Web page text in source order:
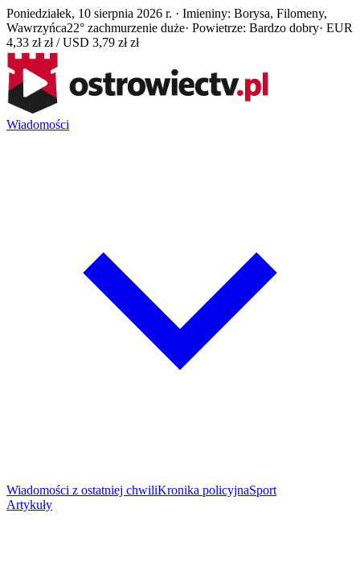
Poniedziałek, 10 sierpnia 2026 r. · Imieniny: Borysa, Filomeny,
Wawrzyńca22° zachmurzenie duże· Powietrze: Bardzo dobry· EUR
4,33 zł zł / USD 3,79 zł zł
Wiadomości
Wiadomości z ostatniej chwiliKronika policyjnaSport
Artykuły